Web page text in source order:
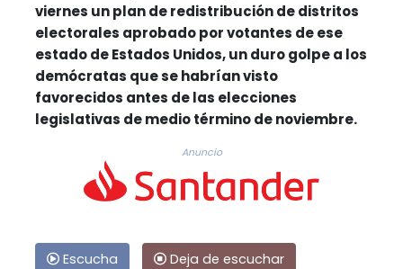
viernes un plan de redistribución de distritos
electorales aprobado por votantes de ese
estado de Estados Unidos, un duro golpe a los
demócratas que se habrían visto
favorecidos antes de las elecciones
legislativas de medio término de noviembre.
Anuncio
Escucha
Deja de escuchar